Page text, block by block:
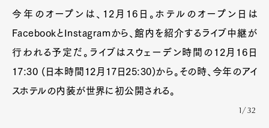
今年のオープンは、12月16日。ホテルのオープン日は
FacebookとInstagramから、館内を紹介するライブ中継が
行われる予定だ。ライブはスウェーデン時間の12月16日
17:30 (日本時間12月17日25:30)から。その時、今年のアイ
スホテルの内装が世界に初公開される。
1/32